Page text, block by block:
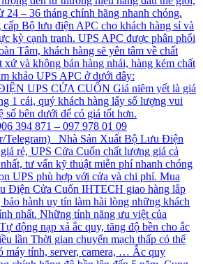
24 – 36 tháng chính hãng nhanh chóng.
cấp Bộ lưu điện APC cho khách hàng sỉ và
kỳ cạnh tranh. UPS APC được phân phối
Tâm, khách hàng sẽ yên tâm về chất
xứ và không bán hàng nhái, hàng kém chất
khảo UPS APC ở dưới đây:
UPS CỬA CUỐN Giá niêm yết là giá
1 cái, quý khách hàng lấy số lượng vui
số bên dưới để có giá tốt hơn.
394 871 – 097 978 01 09
Telegram) Nhà Sản Xuất Bộ Lưu Điện
rẻ, UPS Cửa Cuốn chất lượng giá cả
tư vấn kỹ thuật miễn phí nhanh chóng
UPS phù hợp với cửa và chi phí. Mua
Điện Cửa Cuốn IHTECH giao hàng lắp
bảo hành uy tín làm hài lòng những khách
nhất. Những tính năng ưu việt của
động nạp xả ắc quy, tăng độ bền cho ắc
lần Thời gian chuyển mạch thấp có thể
máy tính, server, camera, … Ắc quy